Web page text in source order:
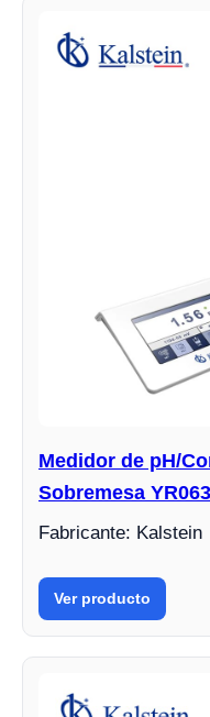
Medidor de pH/
Sobremesa
Fabricante: Kalstein
Ver producto